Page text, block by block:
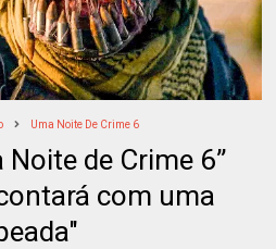
Uma Noite De Crime 6
Noite de Crime 6”
com uma